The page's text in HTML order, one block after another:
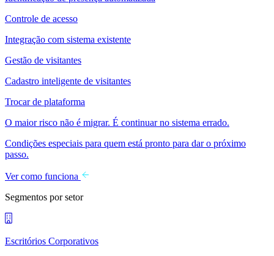
Controle de acesso
Integração com sistema existente
Gestão de visitantes
Cadastro inteligente de visitantes
Trocar de plataforma
O maior risco não é migrar. É continuar no sistema errado.
Condições especiais para quem está pronto para dar o próximo
passo.
Ver como funciona
Segmentos por setor
Escritórios Corporativos